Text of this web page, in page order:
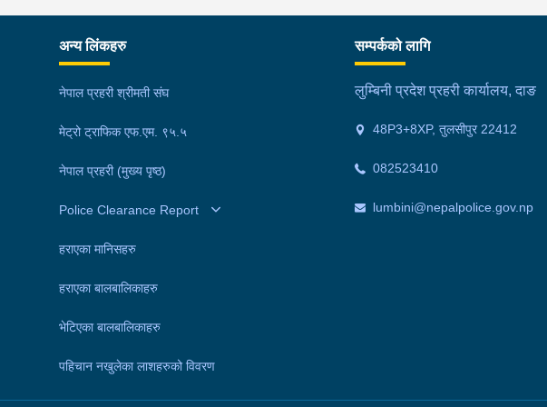
क्रममा प्रहरीले
४ सय २५ ग्राम खैरो हेरोइन,
२ लाख १४ हजार भारतीय
अनुसन्धान गरिरहेको छ ।
वर्षीय खिम तिमिल्सिना गम्भीर घाइते भएका थिए।घाइते
तिमिल्सिनालाई उपचारका लागि लमही अस्पताल दाङ लगिएकोमा
चिकित्सकले मृत घोषणा गरेका थिए।दुर्घटनामा संलग्न बोलेरो
वर्षीय रोहन चौधरी, बोलेरो पिकअप तथा मोटरसाइकल प्रहरी
सम्बन्धमा प्रहरीले थप अनुसन्धान गरिरहेको छ।
अन्य लिंकहरु
नेपाल प्रहरी श्रीमती संघ
मेट्रो ट्राफिक एफ.एम. ९५.५
नेपाल प्रहरी (मुख्य पृष्ठ)
Police Clearance Report
हराएका मानिसहरु
हराएका बालबालिकाहरु
भेटिएका बालबालिकाहरु
पहिचान नखुलेका लाशहरुको विवरण
सम्पर्कको लागि
लुम्बिनी प्रदेश प्रहरी कार्यालय, दाङ
48P3+8XP, तुलसीपुर 22412
082523410
lumbini@nepalpolice.gov.np